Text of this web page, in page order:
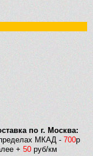
по г. Москва:
МКАД - 700р
+ 50 руб/км